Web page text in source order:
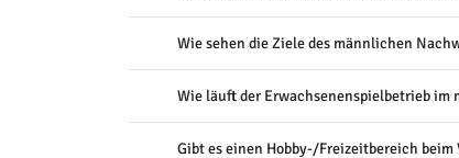
Wie sehen die Ziele des männlichen
Wie läuft der Erwachsenenspielbetrieb im
Gibt es einen Hobby-/Freizeitbereich beim